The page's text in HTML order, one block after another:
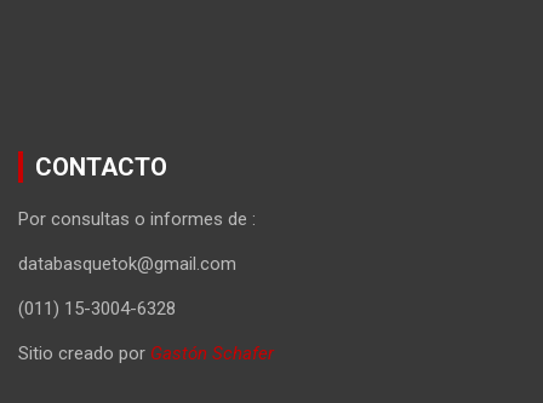
CONTACTO
Por consultas o informes de :
databasquetok@gmail.com
(011) 15-3004-6328
Sitio creado por Gastón Schafer